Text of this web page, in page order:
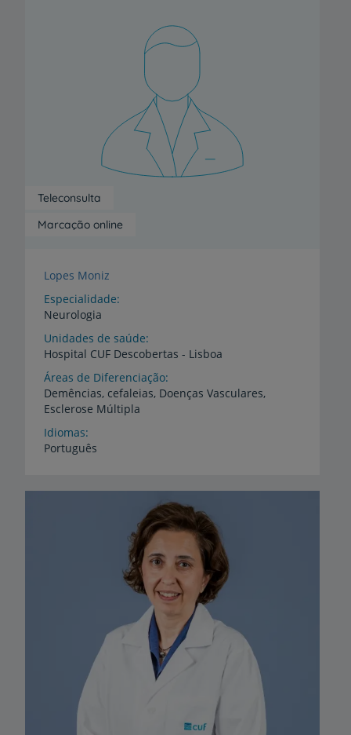
Marcação online
Teleconsulta
Lopes Moniz
Especialidade
Neurologia
Unidades de saúde
Hospital CUF Descobertas - Lisboa
Áreas de Diferenciação
Demências, cefaleias, Doenças Vasculares,
Esclerose Múltipla
Idiomas
Português